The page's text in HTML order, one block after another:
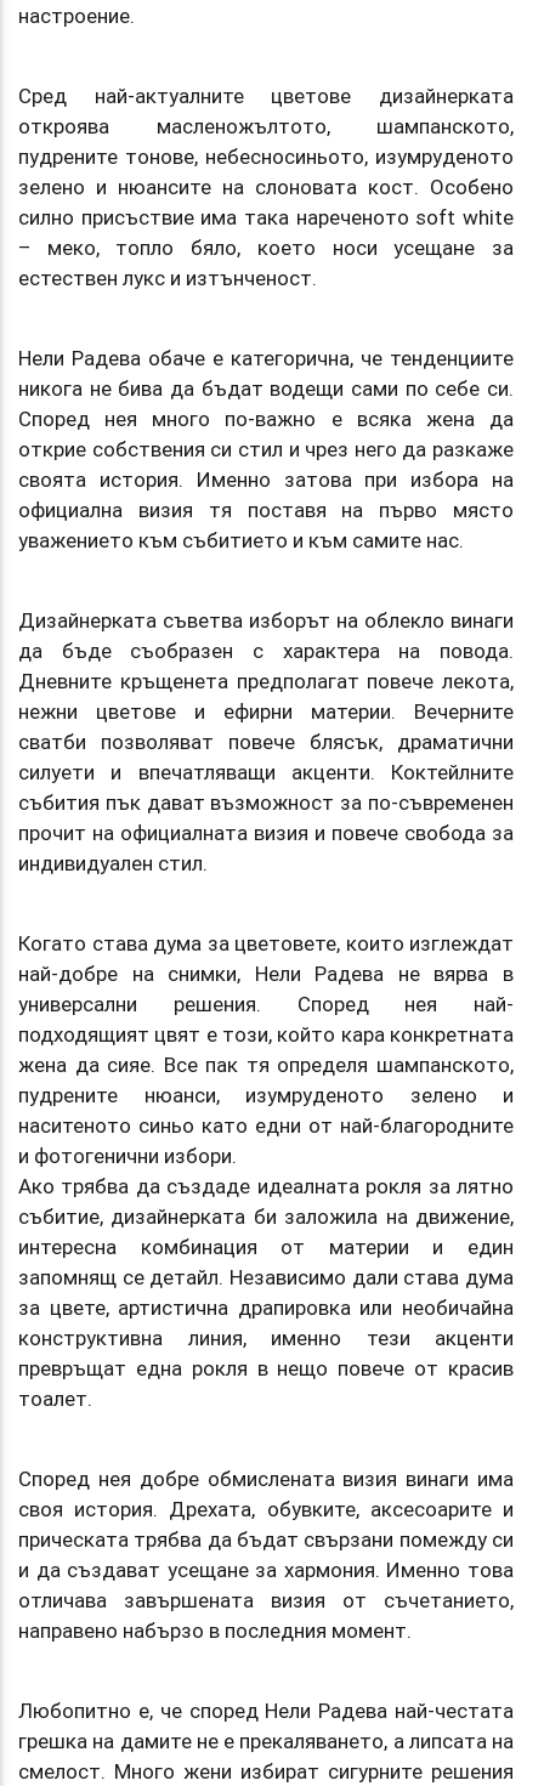
настроение.
Сред най-актуалните цветове дизайнерката
откроява масленожълтото, шампанското,
пудрените тонове, небесносиньото, изумруденото
зелено и нюансите на слоновата кост. Особено
силно присъствие има така нареченото soft white
– меко, топло бяло, което носи усещане за
естествен лукс и изтънченост.
Нели Радева обаче е категорична, че тенденциите
никога не бива да бъдат водещи сами по себе си.
Според нея много по-важно е всяка жена да
открие собствения си стил и чрез него да разкаже
своята история. Именно затова при избора на
официална визия тя поставя на първо място
уважението към събитието и към самите нас.
Дизайнерката съветва изборът на облекло винаги
да бъде съобразен с характера на повода.
Дневните кръщенета предполагат повече лекота,
нежни цветове и ефирни материи. Вечерните
сватби позволяват повече блясък, драматични
силуети и впечатляващи акценти. Коктейлните
събития пък дават възможност за по-съвременен
прочит на официалната визия и повече свобода за
индивидуален стил.
Когато става дума за цветовете, които изглеждат
най-добре на снимки, Нели Радева не вярва в
универсални решения. Според нея най-
подходящият цвят е този, който кара конкретната
жена да сияе. Все пак тя определя шампанското,
пудрените нюанси, изумруденото зелено и
наситеното синьо като едни от най-благородните
и фотогенични избори.
Ако трябва да създаде идеалната рокля за лятно
събитие, дизайнерката би заложила на движение,
интересна комбинация от материи и един
запомнящ се детайл. Независимо дали става дума
за цвете, артистична драпировка или необичайна
конструктивна линия, именно тези акценти
превръщат една рокля в нещо повече от красив
тоалет.
Според нея добре обмислената визия винаги има
своя история. Дрехата, обувките, аксесоарите и
прическата трябва да бъдат свързани помежду си
и да създават усещане за хармония. Именно това
отличава завършената визия от съчетанието,
направено набързо в последния момент.
Любопитно е, че според Нели Радева най-честата
грешка на дамите не е прекаляването, а липсата на
смелост. Много жени избират сигурните решения